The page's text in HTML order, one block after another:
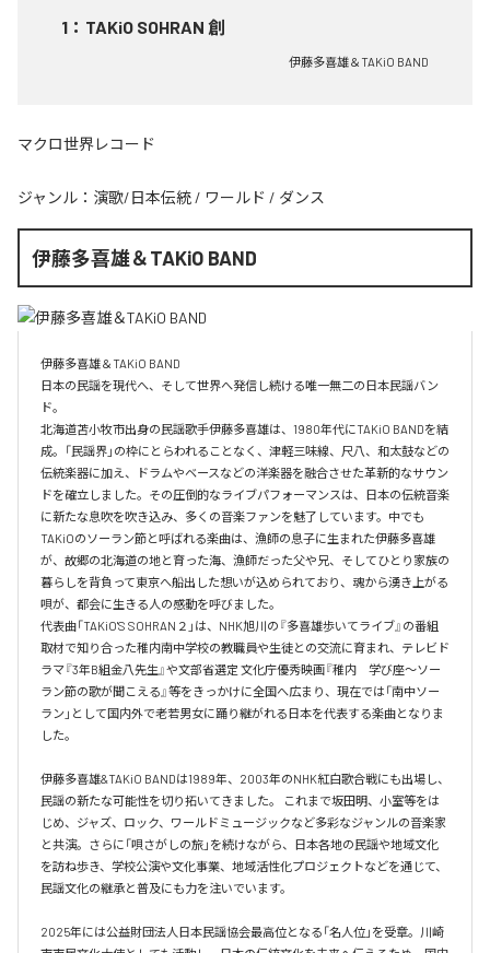
1 ： TAKiO SOHRAN 創
伊藤多喜雄＆TAKiO BAND
マクロ世界レコード
ジャンル： 演歌/日本伝統 / ワールド / ダンス
伊藤多喜雄＆TAKiO BAND
伊藤多喜雄＆TAKiO BAND
日本の民謡を現代へ、そして世界へ発信し続ける唯一無二の日本民謡バン
ド。
北海道苫小牧市出身の民謡歌手伊藤多喜雄は、1980年代にTAKiO BANDを結
成。「民謡界」の枠にとらわれることなく、津軽三味線、尺八、和太鼓などの
伝統楽器に加え、ドラムやベースなどの洋楽器を融合させた革新的なサウン
ドを確立しました。その圧倒的なライブパフォーマンスは、日本の伝統音楽
に新たな息吹を吹き込み、多くの音楽ファンを魅了しています。中でも
TAKiOのソーラン節と呼ばれる楽曲は、漁師の息子に生まれた伊藤多喜雄
が、故郷の北海道の地と育った海、漁師だった父や兄、そしてひとり家族の
暮らしを背負って東京へ船出した想いが込められており、魂から湧き上がる
唄が、都会に生きる人の感動を呼びました。
代表曲「TAKiO'S SOHRAN２」は、NHK旭川の『多喜雄歩いてライブ』の番組
取材で知り合った稚内南中学校の教職員や生徒との交流に育まれ、テレビド
ラマ『3年B組金八先生』や文部省選定 文化庁優秀映画『稚内　学び座〜ソー
ラン節の歌が聞こえる』等をきっかけに全国へ広まり、現在では「南中ソー
ラン」として国内外で老若男女に踊り継がれる日本を代表する楽曲となりま
した。
伊藤多喜雄&TAKiO BANDは1989年、2003年のNHK紅白歌合戦にも出場し、
民謡の新たな可能性を切り拓いてきました。 これまで坂田明、小室等をは
じめ、ジャズ、ロック、ワールドミュージックなど多彩なジャンルの音楽家
と共演。さらに「唄さがしの旅」を続けながら、日本各地の民謡や地域文化
を訪ね歩き、学校公演や文化事業、地域活性化プロジェクトなどを通じて、
民謡文化の継承と普及にも力を注いでいます。
2025年には公益財団法人日本民謡協会最高位となる「名人位」を受章。川崎